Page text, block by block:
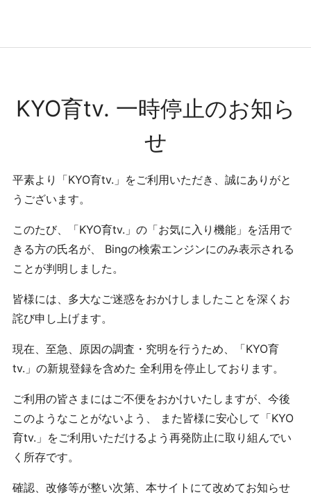
コンテンツへ
ホーム
KYO育tv. 一時停止のお知ら
せ
平素より「KYO育tv.」をご利用いただき、誠にありがと
うございます。
このたび、「KYO育tv.」の「お気に入り機能」を活用で
きる方の氏名が、 Bingの検索エンジンにのみ表示される
ことが判明しました。
皆様には、多大なご迷惑をおかけしましたことを深くお
詫び申し上げます。
現在、至急、原因の調査・究明を行うため、「KYO育
tv.」の新規登録を含めた 全利用を停止しております。
ご利用の皆さまにはご不便をおかけいたしますが、今後
このようなことがないよう、 また皆様に安心して「KYO
育tv.」をご利用いただけるよう再発防止に取り組んでい
く所存です。
確認、改修等が整い次第、本サイトにて改めてお知らせ